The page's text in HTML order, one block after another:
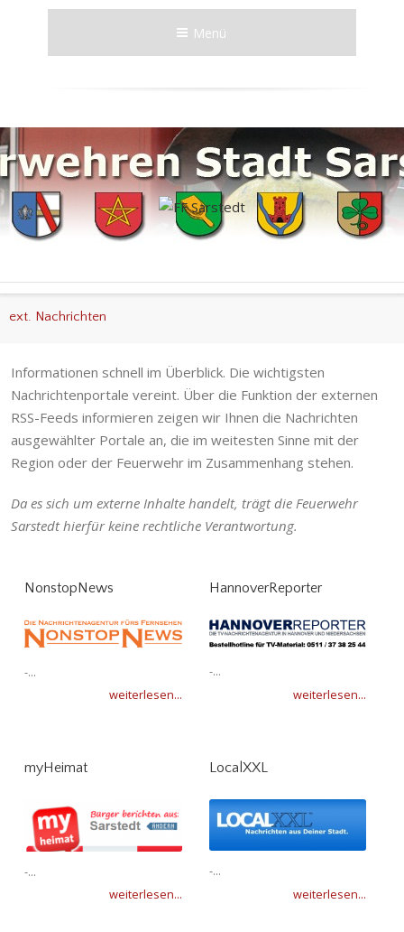
Menü
ext. Nachrichten
Informationen schnell im Überblick. Die wichtigsten
Nachrichtenportale vereint. Über die Funktion der externen
RSS-Feeds informieren zeigen wir Ihnen die Nachrichten
ausgewählter Portale an, die im weitesten Sinne mit der
Region oder der Feuerwehr im Zusammenhang stehen.
Da es sich um externe Inhalte handelt, trägt die Feuerwehr
Sarstedt hierfür keine rechtliche Verantwortung.
NonstopNews
-...
weiterlesen...
HannoverReporter
-...
weiterlesen...
myHeimat
-...
weiterlesen...
LocalXXL
-...
weiterlesen...